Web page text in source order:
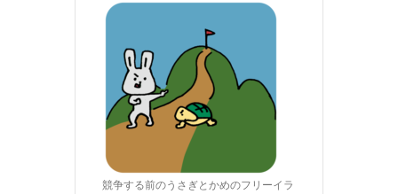
競争する前のうさぎとかめのフリーイラ